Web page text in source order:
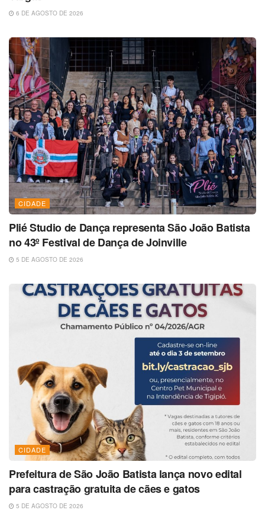
6 DE AGOSTO DE 2026
CIDADE
Plié Studio de Dança representa São João Batista
no 43º Festival de Dança de Joinville
5 DE AGOSTO DE 2026
CIDADE
Prefeitura de São João Batista lança novo edital
para castração gratuita de cães e gatos
5 DE AGOSTO DE 2026